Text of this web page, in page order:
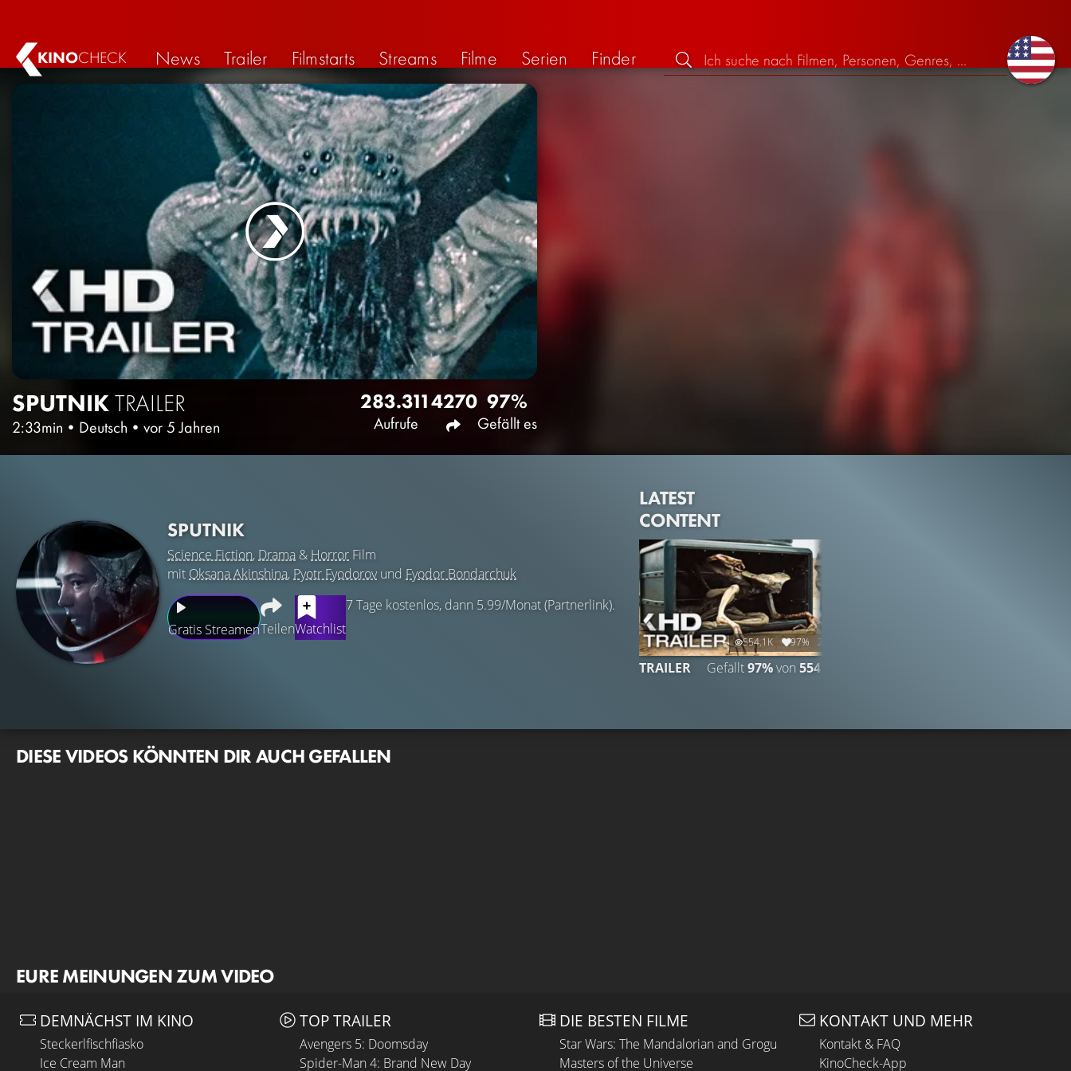
KINOCHECK News Trailer Filmstarts Streams Filme Serien Finder
SPUTNIKTRAILER
2:33min • Deutsch • vor 5 Jahren
283.311
Aufrufe
4270 97%
Gefällt es
SPUTNIK
Science Fiction, Drama & Horror Film
mit Oksana Akinshina, Pyotr Fyodorovund Fyodor Bondarchuk
Gratis StreamenTeilenWatchlist
7 Tage kostenlos, dann 5.99/Monat (Partnerlink).
LATEST
CONTENT
554.1K 97% 2:33
TRAILER Gefällt97%von 554.089
DIESE VIDEOS KÖNNTEN DIR AUCH GEFALLEN
EURE MEINUNGEN ZUM VIDEO
DEMNÄCHST IM KINO
Steckerlfischfiasko
Ice Cream Man
TOP TRAILER
Avengers 5: Doomsday
Spider-Man 4: Brand New Day
DIE BESTEN FILME
Star Wars: The Mandalorian and Grogu
Masters of the Universe
KONTAKT UND MEHR
Kontakt & FAQ
KinoCheck-App